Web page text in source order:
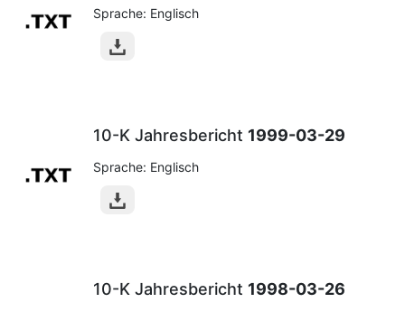
Sprache: Englisch
10-K Jahresbericht 1999-03-29
Sprache: Englisch
10-K Jahresbericht 1998-03-26